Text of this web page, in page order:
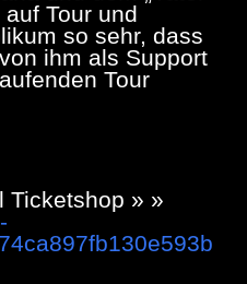
Tour und
so sehr, dass
ihm als Support
Tour
Ticketshop » »